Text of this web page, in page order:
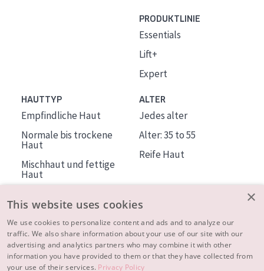
PRODUKTLINIE
Essentials
Lift+
Expert
HAUTTYP
Empfindliche Haut
Normale bis trockene
Haut
Mischhaut und fettige
Haut
Haut
ALTER
Jedes alter
Alter: 35 to 55
Reife Haut
ÜBER DIADERMINE
Mehr über uns
×
This website uses cookies
We use cookies to personalize content and ads and to analyze our
traffic. We also share information about your use of our site with our
advertising and analytics partners who may combine it with other
information you have provided to them or that they have collected from
your use of their services. Privacy Policy